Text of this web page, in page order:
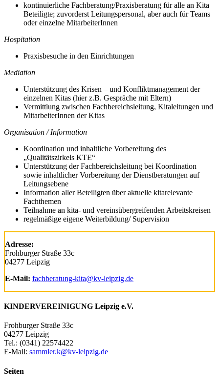
kontinuierliche Fachberatung/Praxisberatung für alle an Kita
Beteiligte; zuvorderst Leitungspersonal, aber auch für Teams
oder einzelne MitarbeiterInnen
Hospitation
Praxisbesuche in den Einrichtungen
Mediation
Unterstützung des Krisen – und Konfliktmanagement der
einzelnen Kitas (hier z.B. Gespräche mit Eltern)
Vermittlung zwischen Fachbereichsleitung, Kitaleitungen und
MitarbeiterInnen der Kitas
Organisation / Information
Koordination und inhaltliche Vorbereitung des
„Qualitätszirkels KTE“
Unterstützung der Fachbereichsleitung bei Koordination
sowie inhaltlicher Vorbereitung der Dienstberatungen auf
Leitungsebene
Information aller Beteiligten über aktuelle kitarelevante
Fachthemen
Teilnahme an kita- und vereinsübergreifenden Arbeitskreisen
regelmäßige eigene Weiterbildung/ Supervision
Adresse:
Frohburger Straße 33c
04277 Leipzig
E-Mail: fachberatung-kita@kv-leipzig.de
KINDERVEREINIGUNG Leipzig e.V.
Frohburger Straße 33c
04277 Leipzig
Tel.: (0341) 22574422
E-Mail: sammler.k@kv-leipzig.de
Seiten